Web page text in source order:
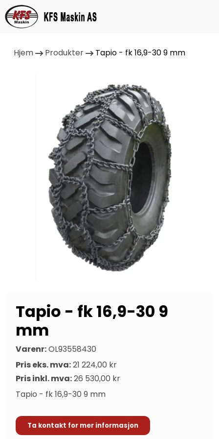
Hjem Produkter Tapio - fk 16,9-30 9 mm
Tapio - fk 16,9-30 9
mm
Varenr:OL93558430
Pris eks. mva:21 224,00 kr
Pris inkl. mva:26 530,00 kr
Tapio - fk 16,9-30 9 mm
Ta kontakt for mer informasjon